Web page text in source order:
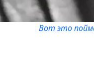
Вот это